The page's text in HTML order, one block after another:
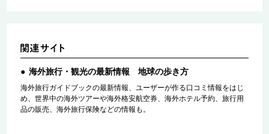
海外旅行・観光の最新情報 地球の歩き方
海外旅行ガイドブックの最新情報、ユーザーが作る口コミ情報をはじ
め、世界中の海外ツアーや海外格安航空券、海外ホテル予約、旅行用
品の販売、海外旅行保険などの情報も。